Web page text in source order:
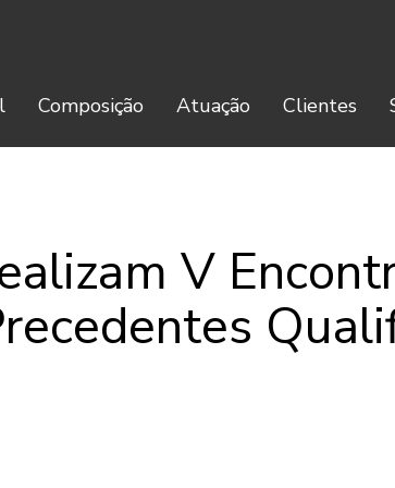
Composição Atuação Clientes
V